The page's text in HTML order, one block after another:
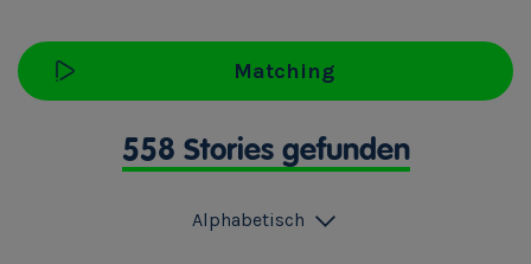
Matching
558 Stories gefunden
Alphabetisch